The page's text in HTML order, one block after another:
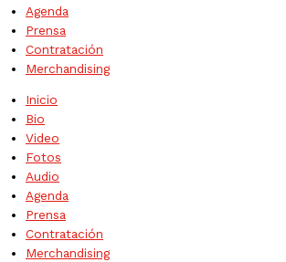
Agenda
Prensa
Contratación
Merchandising
Inicio
Bio
Video
Fotos
Audio
Agenda
Prensa
Contratación
Merchandising